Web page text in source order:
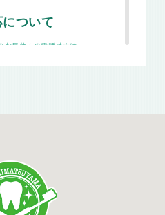
ついて
お昼休みの電話対応は
て
ます